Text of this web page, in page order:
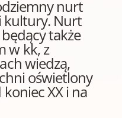
nurt
kultury. Nurt
także
w kk, z
wiedzą,
oświetlony
XX i na